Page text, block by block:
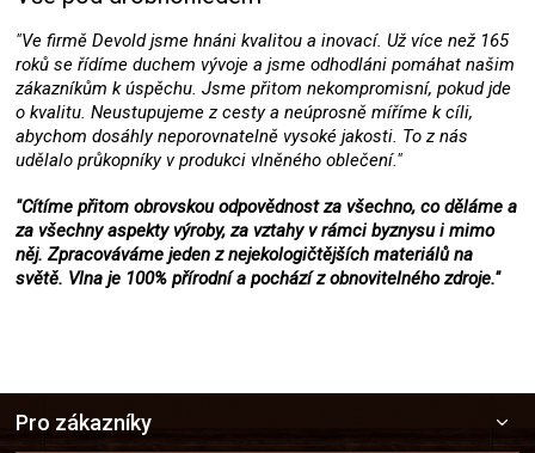
"Ve firmě Devold jsme hnáni kvalitou a inovací. Už více než 165
roků se řídíme duchem vývoje a jsme odhodláni pomáhat našim
zákazníkům k úspěchu. Jsme přitom nekompromisní, pokud jde
o kvalitu. Neustupujeme z cesty a neúprosně míříme k cíli,
abychom dosáhly neporovnatelně vysoké jakosti. To z nás
udělalo průkopníky v produkci vlněného oblečení."
"Cítíme přitom obrovskou odpovědnost za všechno, co děláme a
za všechny aspekty výroby, za vztahy v rámci byznysu i mimo
něj. Zpracováváme jeden z nejekologičtějších materiálů na
světě. Vlna je 100% přírodní a pochází z obnovitelného zdroje."
Pro zákazníky